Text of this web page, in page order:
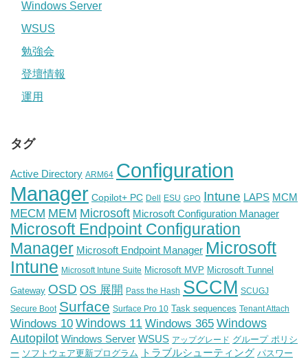
Windows Server
WSUS
勉強会
登壇情報
運用
タグ
Active Directory ARM64 Configuration
Manager Copilot+ PC Dell ESU GPO Intune LAPS MCM
MECM MEM Microsoft Microsoft Configuration Manager
Microsoft Endpoint Configuration
Manager Microsoft Endpoint Manager Microsoft
Intune Microsoft Intune Suite Microsoft MVP Microsoft Tunnel
Gateway OSD OS 展開 Pass the Hash SCCM SCUGJ
Secure Boot Surface Surface Pro 10 Task sequences Tenant Attach
Windows 10 Windows 11 Windows 365 Windows
Autopilot Windows Server WSUS アップグレード グループ ポリシ
ー ソフトウェア更新プログラム トラブルシューティング パスワー